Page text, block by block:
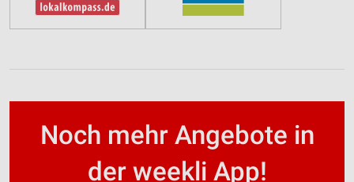
Noch mehr Angebote in
der weekli App!